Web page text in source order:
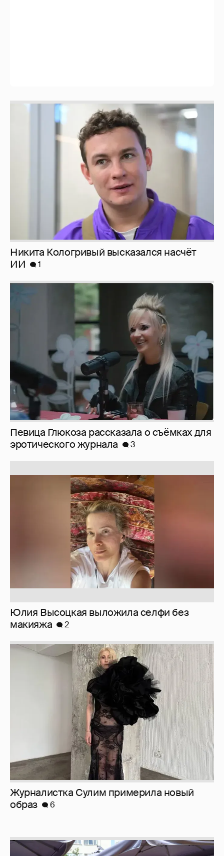
Никита Кологривый высказался насчёт
Певица Глюкоза рассказала о съёмках для
эротического журнала
3
Юлия Высоцкая выложила селфи без
Журналистка Сулим примерила новый